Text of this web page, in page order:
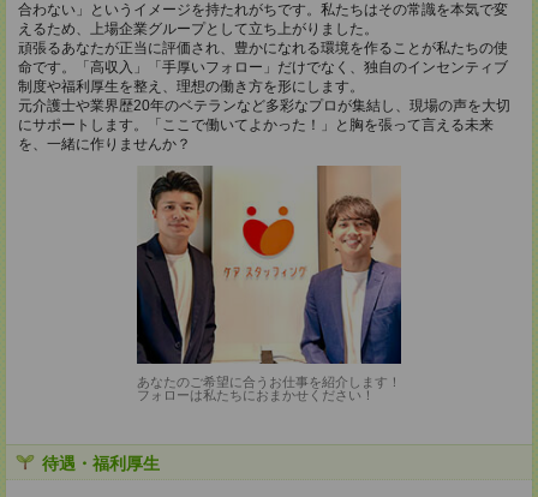
合わない」というイメージを持たれがちです。私たちはその常識を本気で変
えるため、上場企業グループとして立ち上がりました。
頑張るあなたが正当に評価され、豊かになれる環境を作ることが私たちの使
命です。「高収入」「手厚いフォロー」だけでなく、独自のインセンティブ
制度や福利厚生を整え、理想の働き方を形にします。
元介護士や業界歴20年のベテランなど多彩なプロが集結し、現場の声を大切
にサポートします。「ここで働いてよかった！」と胸を張って言える未来
を、一緒に作りませんか？
あなたのご希望に合うお仕事を紹介します！
フォローは私たちにおまかせください！
待遇・福利厚生